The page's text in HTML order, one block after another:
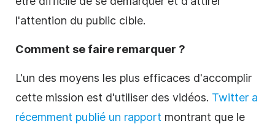
l'attention du public cible.
Comment se faire remarquer ?
L'un des moyens les plus efficaces d'accomplir
cette mission est d'utiliser des vidéos. Twitter a
récemment publié un rapport montrant que le